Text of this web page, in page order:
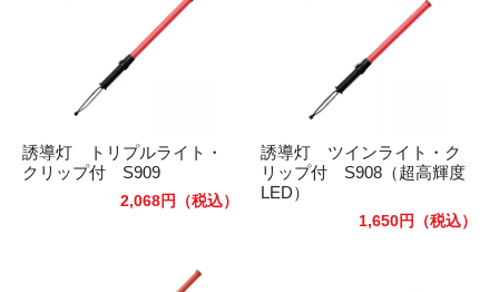
誘導灯 トリプルライト・
クリップ付 S909
2,068円 （税込）
誘導灯 ツインライト・ク
リップ付 S908（超高輝度
LED）
1,650円 （税込）